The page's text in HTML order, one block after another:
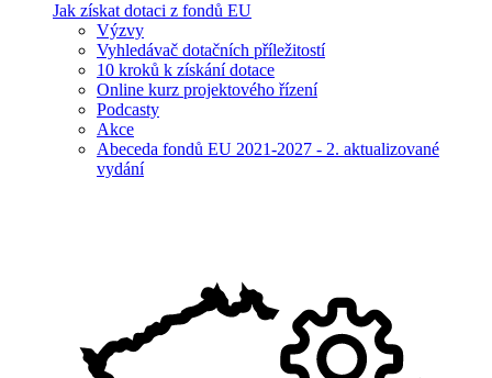
Jak získat dotaci z fondů EU
Výzvy
Vyhledávač dotačních příležitostí
10 kroků k získání dotace
Online kurz projektového řízení
Podcasty
Akce
Abeceda fondů EU 2021-2027 - 2. aktualizované
vydání